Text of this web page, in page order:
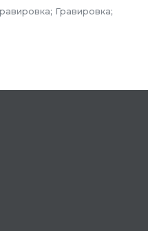
Гравировка;